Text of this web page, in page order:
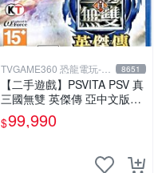
TVGAME360 恐龍電玩-台
中店
8651
【二手遊戲】PSVITA PSV 真
三國無雙 英傑傳 亞中文版
【台中恐龍電玩】
$99,990